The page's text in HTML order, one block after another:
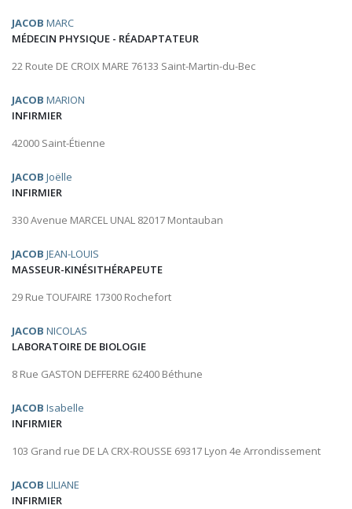
JACOB MARC
MÉDECIN PHYSIQUE - RÉADAPTATEUR
22 Route DE CROIX MARE 76133 Saint-Martin-du-Bec
JACOB MARION
INFIRMIER
42000 Saint-Étienne
JACOB Joëlle
INFIRMIER
330 Avenue MARCEL UNAL 82017 Montauban
JACOB JEAN-LOUIS
MASSEUR-KINÉSITHÉRAPEUTE
29 Rue TOUFAIRE 17300 Rochefort
JACOB NICOLAS
LABORATOIRE DE BIOLOGIE
8 Rue GASTON DEFFERRE 62400 Béthune
JACOB Isabelle
INFIRMIER
103 Grand rue DE LA CRX-ROUSSE 69317 Lyon 4e Arrondissement
JACOB LILIANE
INFIRMIER